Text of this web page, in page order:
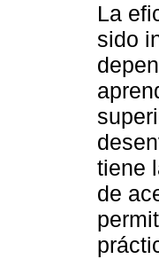
La
sido
tiene
de